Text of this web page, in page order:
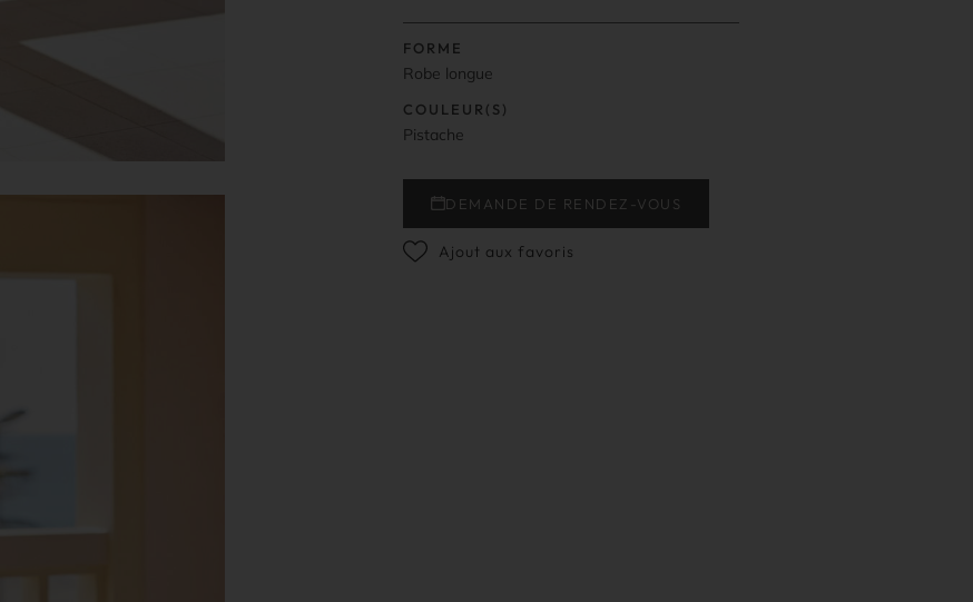
FORME
Robe longue
COULEUR(S)
Pistache
DEMANDE DE RENDEZ-VOUS
Ajout aux favoris